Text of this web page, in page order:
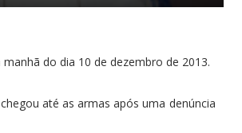
do dia 10 de dezembro de 2013.
até as armas após uma denúncia